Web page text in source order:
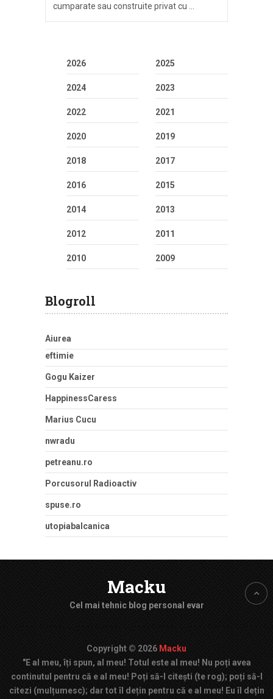
cumparate sau construite privat cu …
2026 2025
2024 2023
2022 2021
2020 2019
2018 2017
2016 2015
2014 2013
2012 2011
2010 2009
Blogroll
Aiurea
eftimie
Gogu Kaizer
HappinessCaress
Marius Cucu
nwradu
petreanu.ro
Porcusorul Radioactiv
spuse.ro
utopiabalcanica
Macku
Cel mai tehnic blog personal evar
Copyright © 2026 Macku
"E al meu, îți spun, al meu! Totul este al meu! Nu poți avea
continutul pentru că e al meu! Poți să-l citești (te rog); poți să-l
citezi (mulțumesc); dar tot îl dețin pentru că e al meu! Eu îl dețin